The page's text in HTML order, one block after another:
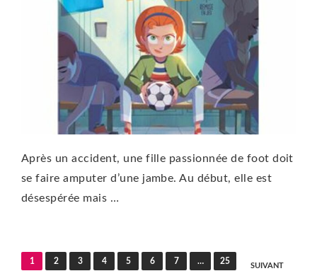
Après un accident, une fille passionnée de foot doit
se faire amputer d’une jambe. Au début, elle est
désespérée mais …
Pagination
1 2 3 4 5 6 7 … 25
SUIVANT